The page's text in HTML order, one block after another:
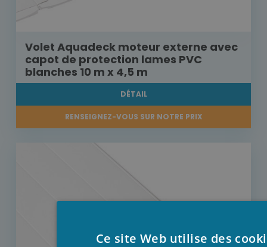
Volet Aquadeck moteur externe avec
capot de protection lames PVC
blanches 10 m x 4,5 m
DÉTAIL
RENSEIGNEZ-VOUS SUR NOTRE PRIX
Ce site Web utilise des